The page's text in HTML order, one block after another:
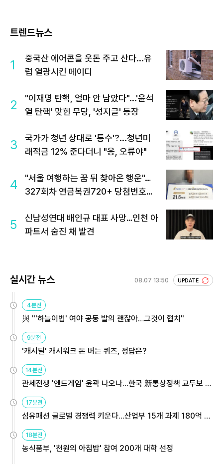
트렌드뉴스
1
중국산 에어콘을 웃돈 주고 산다...유
럽 열광시킨 메이디
2
"이재명 탄핵, 얼마 안 남았다"...'윤석
열 탄핵' 맞힌 무당, '성지글' 등장
3
국가가 청년 상대로 '통수'?...청년미
래적금 12% 준다더니 "응, 오류야"
4
"서울 여행하는 꿈 뒤 찾아온 행운"…
327회차 연금복권720+ 당첨번호조
5
신남성연대 배인규 대표 사망…인천 아
파트서 숨진 채 발견
실시간 뉴스 08.07 13:50 UPDATE
4분전
與 "'하늘이법' 여야 공동 발의 괜찮아…그것이 협치"
9분전
'캐시딜' 캐시워크 돈 버는 퀴즈, 정답은?
14분전
관세전쟁 '엔드게임' 윤곽 나오나…한국 新통상정책 교두보 활
용해야
17분전
섬유패션 글로벌 경쟁력 키운다…산업부 15개 과제 180억 지
원
18분전
농식품부, '천원의 아침밥' 참여 200개 대학 선정